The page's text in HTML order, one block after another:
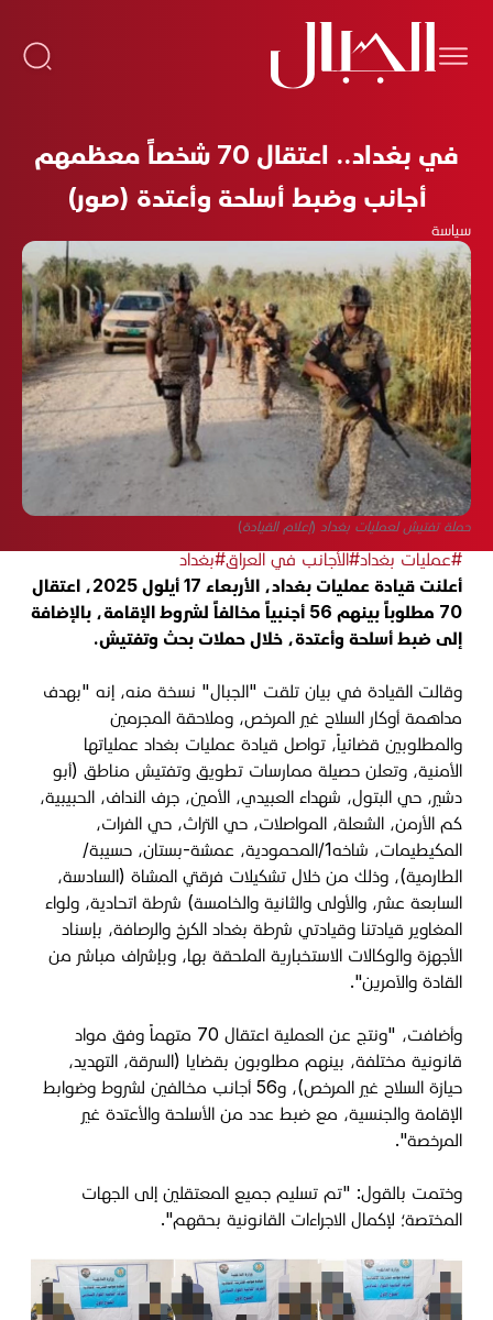
في بغداد.. اعتقال 70 شخصاً معظمهم
أجانب وضبط أسلحة وأعتدة (صور)
سياسة
حملة تفتيش لعمليات بغداد (إعلام القيادة)
#عمليات بغداد#الأجانب في العراق#بغداد
أعلنت قيادة عمليات بغداد، الأربعاء 17 أيلول 2025، اعتقال
70 مطلوباً بينهم 56 أجنبياً مخالفاً لشروط الإقامة، بالإضافة
إلى ضبط أسلحة وأعتدة، خلال حملات بحث وتفتيش.
وقالت القيادة في بيان تلقت "الجبال" نسخة منه، إنه "بهدف
مداهمة أوكار السلاح غير المرخص، وملاحقة المجرمين
والمطلوبين قضائياً، تواصل قيادة عمليات بغداد عملياتها
الأمنية، وتعلن حصيلة ممارسات تطويق وتفتيش مناطق (أبو
دشير، حي البتول، شهداء العبيدي، الأمين، جرف النداف، الحبيبية،
كم الأرمن، الشعلة، المواصلات، حي التراث، حي الفرات،
المكيطيمات، شاخه1/المحمودية، عمشة-بستان، حسيبة/
الطارمية)، وذلك من خلال تشكيلات فرقتي المشاة (السادسة،
السابعة عشر، والأولى والثانية والخامسة) شرطة اتحادية، ولواء
المغاوير قيادتنا وقيادتي شرطة بغداد الكرخ والرصافة، بإسناد
الأجهزة والوكالات الاستخبارية الملحقة بها، وبإشراف مباشر من
القادة والآمرين".
وأضافت، "ونتج عن العملية اعتقال 70 متهماً وفق مواد
قانونية مختلفة، بينهم مطلوبون بقضايا (السرقة، التهديد،
حيازة السلاح غير المرخص)، و56 أجانب مخالفين لشروط وضوابط
الإقامة والجنسية، مع ضبط عدد من الأسلحة والأعتدة غير
المرخصة".
وختمت بالقول: "تم تسليم جميع المعتقلين إلى الجهات
المختصة؛ لإكمال الاجراءات القانونية بحقهم".